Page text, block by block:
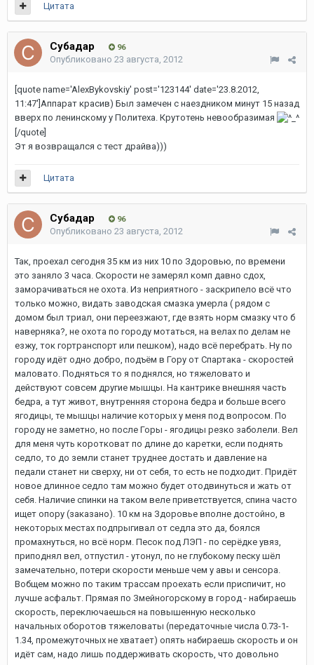
Цитата
Субадаp 96
Опубликовано 23 августа, 2012
[quote name='AlexBykovskiy' post='123144' date='23.8.2012,
11:47']Аппарат красив) Был замечен с наездником минут 15 назад
вверх по ленинскому у Политеха. Крутотень невообразимая
[/quote]
Эт я возвращался с тест драйва)))
Цитата
Субадаp 96
Опубликовано 23 августа, 2012
Так, проехал сегодня 35 км из них 10 по Здоровью, по времени
это заняло 3 часа. Скорости не замерял комп давно сдох,
заморачиваться не охота. Из неприятного - заскрипело всё что
только можно, видать заводская смазка умерла ( рядом с
домом был триал, они переезжают, где взять норм смазку что б
наверняка?, не охота по городу мотаться, на велах по делам не
езжу, ток гортранспорт или пешком), надо всё перебрать. Ну по
городу идёт одно добро, подъём в Гору от Спартака - скоростей
маловато. Подняться то я поднялся, но тяжеловато и
действуют совсем другие мышцы. На кантрике внешняя часть
бедра, а тут живот, внутренняя сторона бедра и больше всего
ягодицы, те мышцы наличие которых у меня под вопросом. По
городу не заметно, но после Горы - ягодицы резко заболели. Вел
для меня чуть коротковат по длине до каретки, если поднять
седло, то до земли станет труднее достать и давление на
педали станет ни сверху, ни от себя, то есть не подходит. Придёт
новое длинное седло там можно будет отодвинуться и жать от
себя. Наличие спинки на таком веле приветствуется, спина часто
ищет опору (заказано). 10 км на Здоровье вполне достойно, в
некоторых местах подпрыгивал от седла это да, боялся
промахнуться, но всё норм. Песок под ЛЭП - по серёдке увяз,
приподнял вел, отпустил - утонул, по не глубокому песку шёл
замечательно, потери скорости меньше чем у авы и сенсора.
Вобщем можно по таким трассам проехать если приспичит, но
лучше асфальт. Прямая по Змейногорскому в город - набираешь
скорость, переключаешься на повышенную несколько
начальных оборотов тяжеловаты (передаточные числа 0.73-1-
1.34, промежуточных не хватает) опять набираешь скорость и он
идёт сам, надо лишь поддерживать скорость, что довольно